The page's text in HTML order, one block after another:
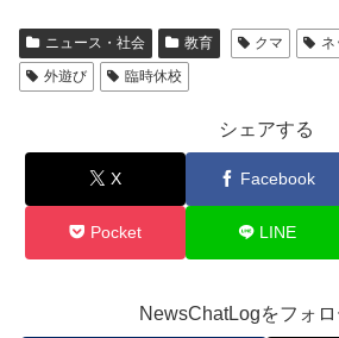
ニュース・社会 教育 クマ ネ
外遊び
臨時休校
シェアする
X Facebook
Pocket LINE
NewsChatLogをフォ